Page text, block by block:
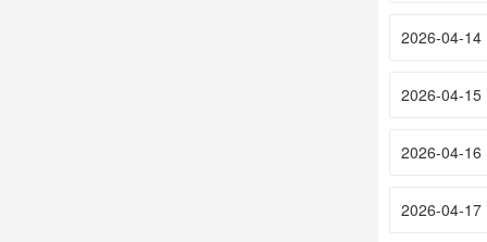
2026-04-14
2026-04-15
2026-04-16
2026-04-17